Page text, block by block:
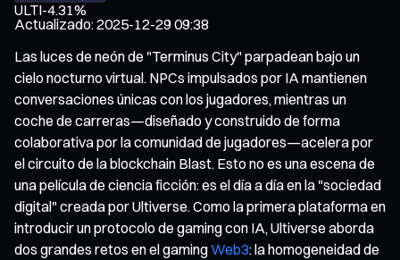
ULTI-4.31%
Actualizado:2025-12-29 09:38
Las luces de neón de "Terminus City" parpadean bajo un
cielo nocturno virtual. NPCs impulsados por IA mantienen
conversaciones únicas con los jugadores, mientras un
coche de carreras—diseñado y construido de forma
colaborativa por la comunidad de jugadores—acelera por
el circuito de la blockchain Blast. Esto no es una escena de
una película de ciencia ficción: es el día a día en la "sociedad
digital" creada por Ultiverse. Como la primera plataforma en
introducir un protocolo de gaming con IA, Ultiverse aborda
dos grandes retos en el gamingWeb3: la homogeneidad de